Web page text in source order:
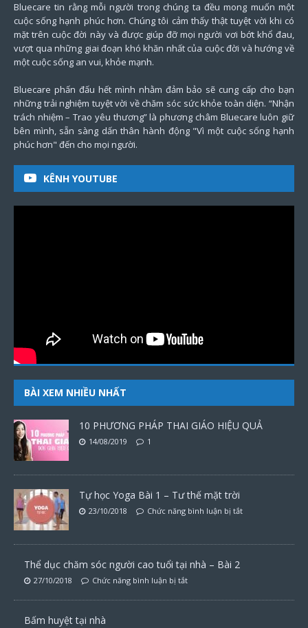
Bluecare tin rằng mỗi người trong chúng ta đều mong muốn một
cuộc sống hạnh phúc hơn. Chúng tôi cảm thấy thật tuyệt vời khi có
mặt trên cuộc đời này và được giúp đỡ mọi người vơi bớt khổ đau,
vượt qua những giai đoạn khó khăn nhất của cuộc đời và hướng về
một cuộc sống an vui, khỏe mạnh.
Bluecare phấn đấu hết mình nhằm đảm bảo sẽ cung cấp cho bạn
những trải nghiệm tuyệt vời về chăm sóc sức khỏe toàn diện. “Nhận
trách nhiệm – Trao yêu thương” là phương châm Bluecare luôn giữ
bên mình, sẵn sàng dấn thân hành động "Vì một cuộc sống hạnh
phúc hơn" đến cho mọi người.
KÊNH YOUTUBE
BÀI XEM NHIỀU NHẤT
10 PHƯƠNG PHÁP THAI GIÁO HIỆU QUẢ
14/08/2019 1
Tự học Yoga Bài 1 – Tư thế mặt trời
23/10/2018 Chức năng bình luận bị tắt
Thể dục chăm sóc người cao tuổi tại nhà – Bài 2
27/10/2018 Chức năng bình luận bị tắt
Bấm huyệt tại nhà